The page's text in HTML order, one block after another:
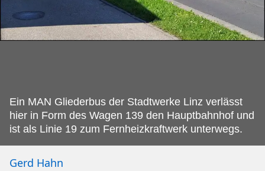
Ein MAN Gliederbus der Stadtwerke Linz verlässt
hier in Form des Wagen 139 den Hauptbahnhof und
ist als Linie 19 zum Fernheizkraftwerk unterwegs.
Gerd Hahn